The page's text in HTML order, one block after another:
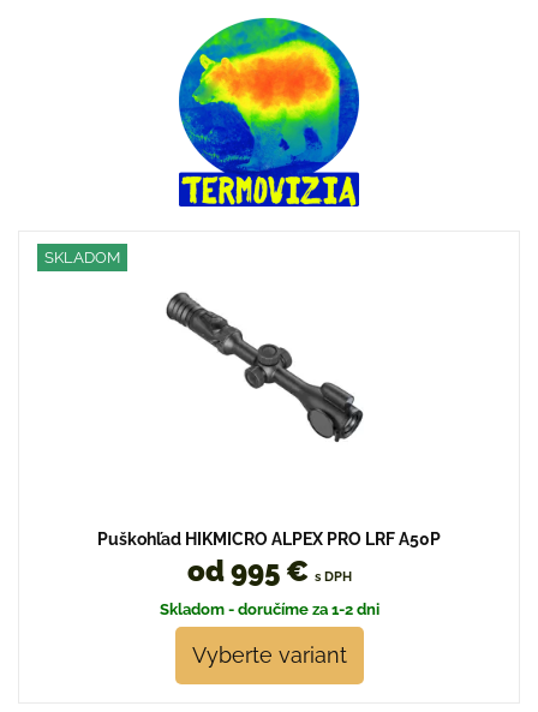
SKLADOM
Puškohľad HIKMICRO ALPEX PRO LRF A50P
od 995 € s DPH
Skladom - doručíme za 1-2 dni
Vyberte variant